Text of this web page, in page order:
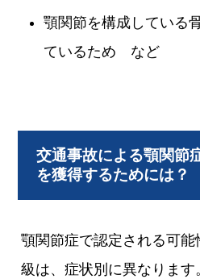
顎関節を構成している
ているため など
交通事故による顎関節
を獲得するためには？
顎関節症で認定される可
級は、症状別に異なります